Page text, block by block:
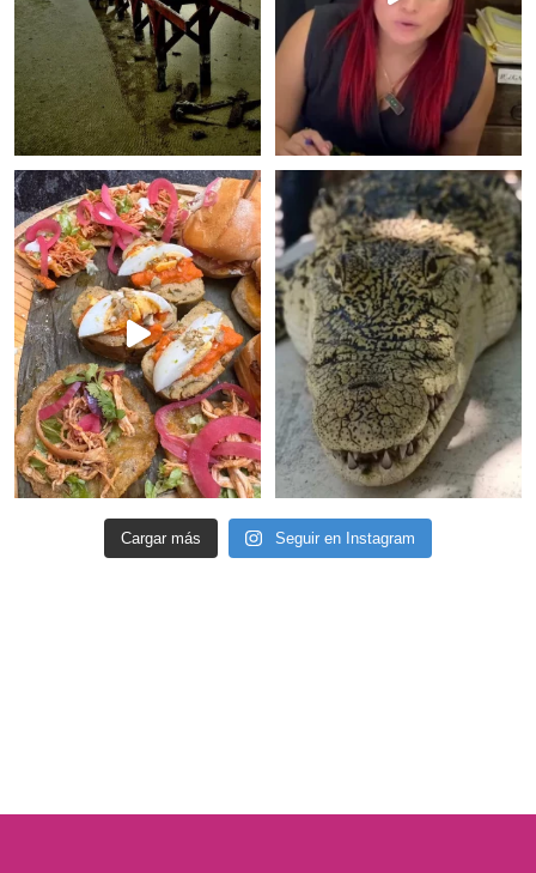
Cargar más Seguir en Instagram